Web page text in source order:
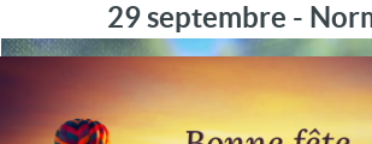
29 septembre -